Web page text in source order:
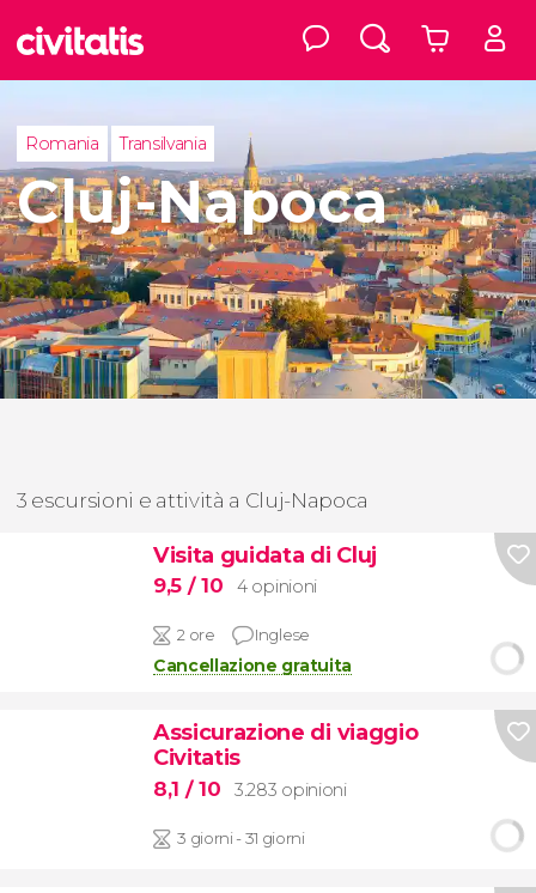
Romania Transilvania
Cluj-Napoca
3 escursioni e attività a Cluj-Napoca
Visita guidata di Cluj
9,5 / 10 4 opinioni
2 ore Inglese
Cancellazione gratuita
Assicurazione di viaggio
Civitatis
8,1 / 10 3.283 opinioni
3 giorni - 31 giorni